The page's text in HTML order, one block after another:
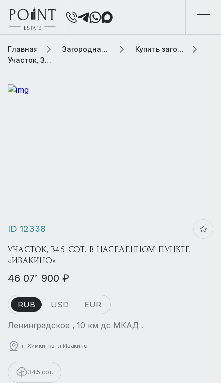
Главная Загородная элитная недвижимость
Купить загородную элитную недвижимость
Участок, 34.5 сот. В населенном пункте «Ивакино»
ID 12338
УЧАСТОК, 34.5 СОТ. В НАСЕЛЕННОМ ПУНКТЕ
«ИВАКИНО»
46 071 900 ₽
RUB USD EUR
Ленинградское , 10 км до МКАД .
г. Химки, кв-л Ивакино
34.5 сот.